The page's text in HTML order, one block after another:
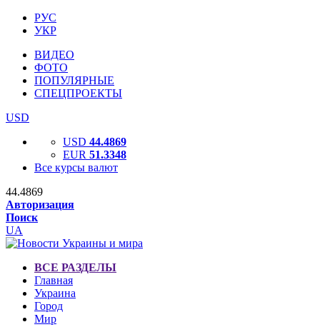
РУС
УКР
ВИДЕО
ФОТО
ПОПУЛЯРНЫЕ
СПЕЦПРОЕКТЫ
USD
USD 44.4869
EUR 51.3348
Все курсы валют
44.4869
Авторизация
Поиск
UA
ВСЕ РАЗДЕЛЫ
Главная
Украина
Город
Мир